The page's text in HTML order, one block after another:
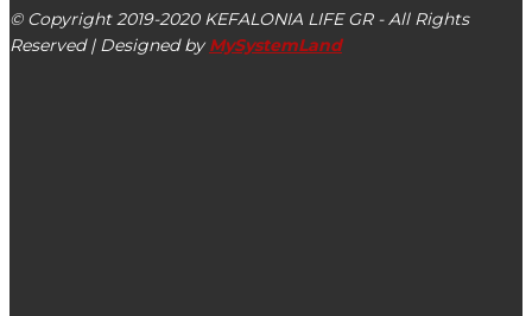
© Copyright 2019-2020 KEFALONIA LIFE GR - All Rights
Reserved | Designed by MySystemLand